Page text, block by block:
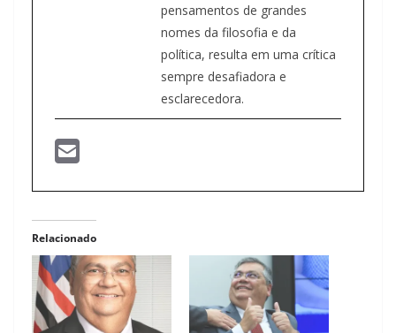
pensamentos de grandes
nomes da filosofia e da
política, resulta em uma crítica
sempre desafiadora e
esclarecedora.
Relacionado